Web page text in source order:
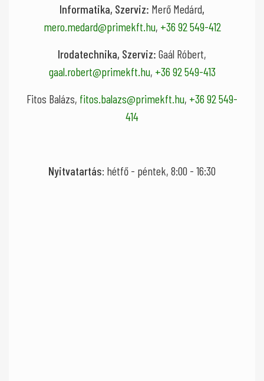
Informatika, Szerviz: Merő Medárd,
mero.medard@primekft.hu, +36 92 549-412
Irodatechnika, Szerviz: Gaál Róbert,
gaal.robert@primekft.hu, +36 92 549-413
Fitos Balázs, fitos.balazs@primekft.hu, +36 92 549-
414
Nyitvatartás: hétfő - péntek, 8:00 - 16:30